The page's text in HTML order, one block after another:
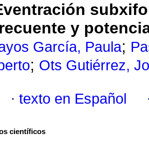
y
García, Paula;
; Ots Gutiérrez,
· texto en Español
científicos